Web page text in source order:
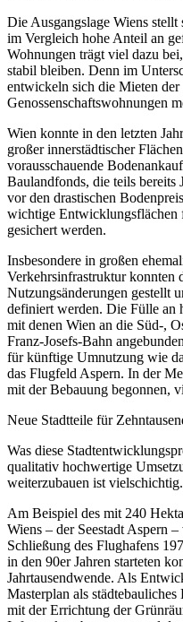
Die Ausgangslage Wiens
im Vergleich hohe Anteil an
Wohnungen trägt viel dazu
stabil bleiben. Denn im
entwickeln sich die Mieten der
Genossenschaftswohnungen
Wien konnte in den letzten
großer innerstädtischer
vorausschauende
Baulandfonds, die teils bereits
vor den drastischen
wichtige Entwicklungsflächen
gesichert werden.
Insbesondere in großen
Verkehrsinfrastruktur konnten
Nutzungsänderungen gestellt
definiert werden. Die Fülle an
mit denen Wien an die Süd-,
Franz-Josefs-Bahn
für künftige Umnutzung wie
das Flugfeld Aspern. In der
mit der Bebauung begonnen,
Neue Stadtteile für
Was diese
qualitativ hochwertige
weiterzubauen ist vielschichtig.
Am Beispiel des mit 240
Wiens – der Seestadt Aspern
Schließung des Flughafens
in den 90er Jahren starteten
Jahrtausendwende. Als
Masterplan als
mit der Errichtung der